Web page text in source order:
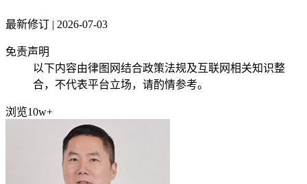
最新修订 | 2026-07-03
免责声明
以下内容由律图网结合政策法规及互联网相关知识整
合，不代表平台立场，请酌情参考。
浏览10w+